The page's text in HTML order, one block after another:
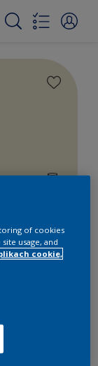
of cookies
usage, and
cookie,